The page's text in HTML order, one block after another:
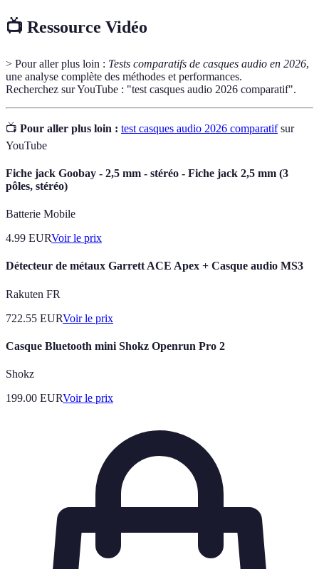
📺 Ressource Vidéo
> Pour aller plus loin : Tests comparatifs de casques audio en 2026,
une analyse complète des méthodes et performances.
Recherchez sur YouTube : "test casques audio 2026 comparatif".
📺 Pour aller plus loin : test casques audio 2026 comparatifsur
YouTube
Fiche jack Goobay - 2,5 mm - stéréo - Fiche jack 2,5 mm (3
pôles, stéréo)
Batterie Mobile
4.99 EURVoir le prix
Détecteur de métaux Garrett ACE Apex + Casque audio MS3
Rakuten FR
722.55 EURVoir le prix
Casque Bluetooth mini Shokz Openrun Pro 2
Shokz
199.00 EURVoir le prix